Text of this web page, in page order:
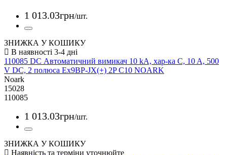
1 013.03грн/шт.
ЗНИЖКА У КОШИКУ
110085 DC Автоматичний вимикач 10 kA, хар-ка C, 10 A, 500
V DC, 2 полюса Ex9BP-JX(+) 2P C10 NOARK
Noark
15028
110085
1 013.03грн/шт.
ЗНИЖКА У КОШИКУ